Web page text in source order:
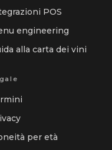
POS
engineering
alla carta dei vini
per età